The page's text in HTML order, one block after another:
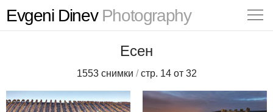
Evgeni DinevPhotography
Есен
1553 снимки /стр. 14 от 32